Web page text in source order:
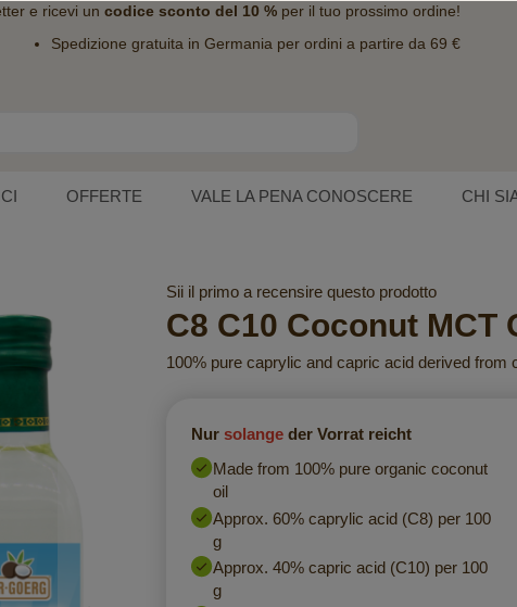
e ricevi un codice sconto del 10 %per il tuo prossimo ordine!
Spedizione gratuita in Germania per ordini a partire da 69 €
OFFERTE VALE LA PENA CONOSCERE CHI
Sii il primo a recensire questo prodotto
C8 C10 Coconut MCT
100% pure caprylic and capric acid derived from
Nur solangeder Vorrat reicht
Made from 100% pure organic coconut
oil
Approx. 60% caprylic acid (C8) per 100
g
Approx. 40% capric acid (C10) per 100
g